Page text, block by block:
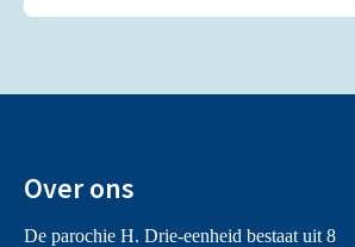
Over ons
De parochie H. Drie-eenheid bestaat uit 8